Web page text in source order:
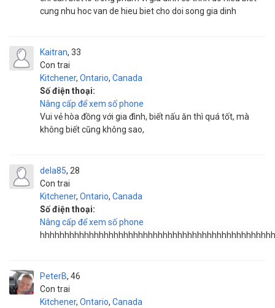
cung nhu hoc van de hieu biet cho doi song gia dinh
Kaitran
Con trai
33
Kitchener, Ontario, Canada
Số điện thoại:
Nâng cấp để xem số phone
Vui vẻ hòa đồng với gia đình, biết nấu ăn thì quá tốt, mà
không biết cũng không sao,
dela85
Con trai
28
Kitchener, Ontario, Canada
Số điện thoại:
Nâng cấp để xem số phone
PeterB
Con trai
46
Kitchener, Ontario, Canada